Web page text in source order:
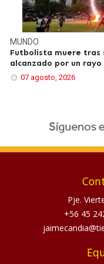
MUNDO
Futbolista muere tras
alcanzado por un rayo
07 agosto, 2026
Pje.
+56 45